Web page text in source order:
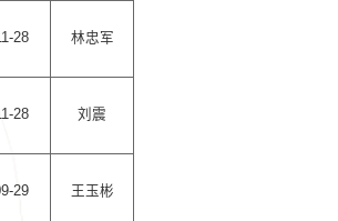
28 林忠军
28 刘震
29 王玉彬